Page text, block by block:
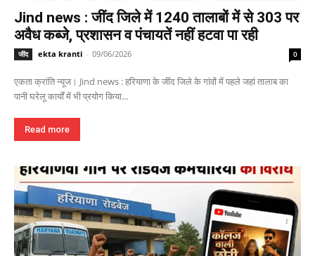
Jind news : जींद जिले में 1240 तालाबों में से 303 पर
अवैध कब्जे, प्रशासन व पंचायतें नहीं हटवा पा रही
जींद ekta kranti - 09/06/2026 0
एकता क्रांति न्यूज। Jind news : हरियाणा के जींद जिले के गांवों में पहले जहां तालाब का
पानी घरेलू कार्यों में भी प्रयोग किया...
Read more